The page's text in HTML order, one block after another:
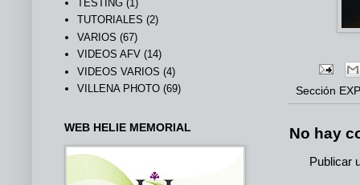
Sección
No hay
Publicar
TESTING (1)
TUTORIALES (2)
VARIOS (67)
VIDEOS AFV (14)
VIDEOS VARIOS (4)
VILLENA PHOTO (69)
WEB HELIE MEMORIAL